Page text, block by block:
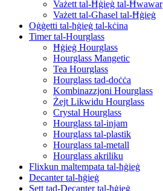
Vażett tal-Ħġieġ tal-Ħwawar
Vażett tal-Għasel tal-Ħġieġ
Oġġetti tal-ħġieġ tal-kċina
Timer tal-Hourglass
Ħġieġ Hourglass
Hourglass Mangetic
Tea Hourglass
Hourglass tad-doċċa
Kombinazzjoni Hourglass
Żejt Likwidu Hourglass
Crystal Hourglass
Hourglass tal-injam
Hourglass tal-plastik
Hourglass tal-metall
Hourglass akriliku
Flixkun maltempata tal-ħġieġ
Decanter tal-ħġieġ
Sett tad-Decanter tal-ħġieġ